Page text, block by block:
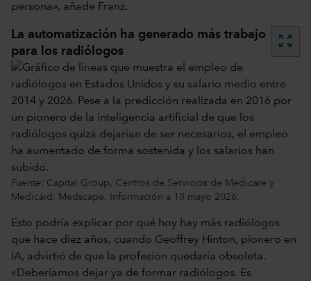
persona», añade Franz.
La automatización ha generado más trabajo
para los radiólogos
zoom_out_map
Fuente: Capital Group, Centros de Servicios de Medicare y
Medicaid, Medscape. Información a 18 mayo 2026.
Esto podría explicar por qué hoy hay más radiólogos
que hace diez años, cuando Geoffrey Hinton, pionero en
IA, advirtió de que la profesión quedaría obsoleta.
«Deberíamos dejar ya de formar radiólogos. Es